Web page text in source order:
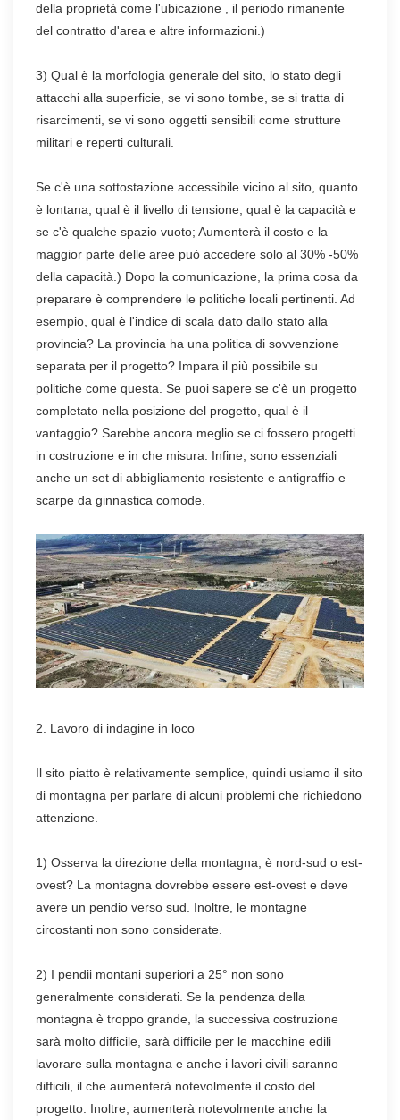
della proprietà come l'ubicazione , il periodo rimanente
del contratto d'area e altre informazioni.)
3) Qual è la morfologia generale del sito, lo stato degli
attacchi alla superficie, se vi sono tombe, se si tratta di
risarcimenti, se vi sono oggetti sensibili come strutture
militari e reperti culturali.
Se c'è una sottostazione accessibile vicino al sito, quanto
è lontana, qual è il livello di tensione, qual è la capacità e
se c'è qualche spazio vuoto; Aumenterà il costo e la
maggior parte delle aree può accedere solo al 30% -50%
della capacità.) Dopo la comunicazione, la prima cosa da
preparare è comprendere le politiche locali pertinenti. Ad
esempio, qual è l'indice di scala dato dallo stato alla
provincia? La provincia ha una politica di sovvenzione
separata per il progetto? Impara il più possibile su
politiche come questa. Se puoi sapere se c'è un progetto
completato nella posizione del progetto, qual è il
vantaggio? Sarebbe ancora meglio se ci fossero progetti
in costruzione e in che misura. Infine, sono essenziali
anche un set di abbigliamento resistente e antigraffio e
scarpe da ginnastica comode.
2. Lavoro di indagine in loco
Il sito piatto è relativamente semplice, quindi usiamo il sito
di montagna per parlare di alcuni problemi che richiedono
attenzione.
1) Osserva la direzione della montagna, è nord-sud o est-
ovest? La montagna dovrebbe essere est-ovest e deve
avere un pendio verso sud. Inoltre, le montagne
circostanti non sono considerate.
2) I pendii montani superiori a 25° non sono
generalmente considerati. Se la pendenza della
montagna è troppo grande, la successiva costruzione
sarà molto difficile, sarà difficile per le macchine edili
lavorare sulla montagna e anche i lavori civili saranno
difficili, il che aumenterà notevolmente il costo del
progetto. Inoltre, aumenterà notevolmente anche la